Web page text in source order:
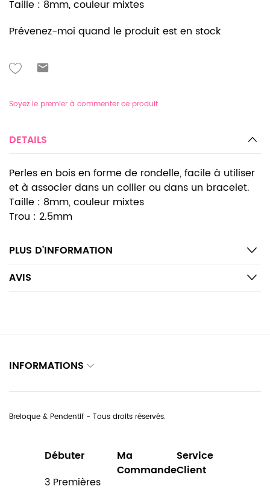
Taille : 8mm, couleur mixtes
Prévenez-moi quand le produit est en stock
Soyez le premier à commenter ce produit
DETAILS
Perles en bois en forme de rondelle, facile à utiliser
et à associer dans un collier ou dans un bracelet.
Taille : 8mm, couleur mixtes
Trou : 2.5mm
PLUS D’INFORMATION
AVIS
INFORMATIONS
Breloque & Pendentif - Tous droits réservés.
Débuter
3 Premières
Ma
Commande
Service
Client